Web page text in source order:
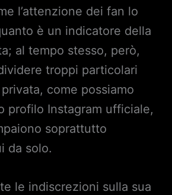
l’attenzione dei fan lo
è un indicatore della
al tempo stesso, però,
troppi particolari
come possiamo
profilo Instagram ufficiale,
soprattutto
da solo.
le indiscrezioni sulla sua